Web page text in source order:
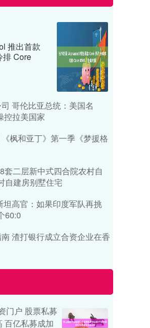
推出首款
排 Core
哥伦比亚总统：美国名
控拉美国家
枫和亚丁》第一季《梦援格
套二层新中式四合院农村自
自建房别墅住宅
坦高官：如果印度军队再挑
60:0
渣打银行成立合资企业在香
门户 股票私募
百亿私募成加